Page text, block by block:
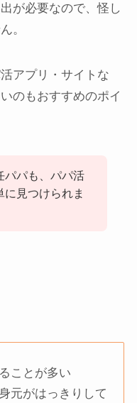
が必要なので、怪し
。
アプリ・サイトな
のもおすすめのポイ
パパも、パパ活
見つけられま
ことが多い
元がはっきりして